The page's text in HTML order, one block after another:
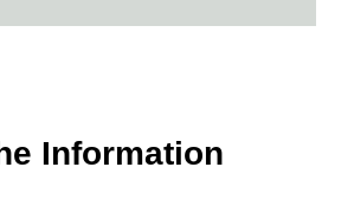
Information